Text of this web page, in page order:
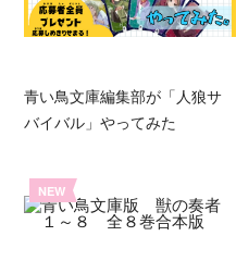
青い鳥文庫編集部が「人狼サ
バイバル」やってみた
NEW